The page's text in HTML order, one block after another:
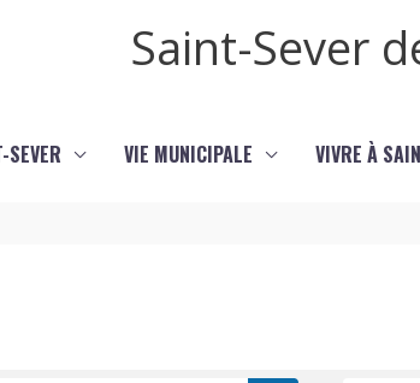
Saint-Sever
SEVER VIE MUNICIPALE VIVRE À